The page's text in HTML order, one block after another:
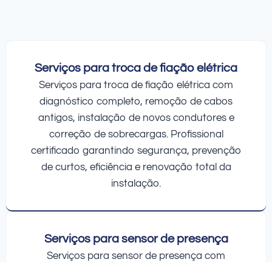
Serviços para troca de fiação elétrica
Serviços para troca de fiação elétrica com
diagnóstico completo, remoção de cabos
antigos, instalação de novos condutores e
correção de sobrecargas. Profissional
certificado garantindo segurança, prevenção
de curtos, eficiência e renovação total da
instalação.
Serviços para sensor de presença
Serviços para sensor de presença com